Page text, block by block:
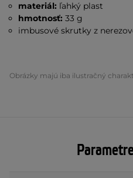
materiál: ľahký plast
hmotnosť: 33 g
imbusové skrutky z
Obrázky majú iba ilustračný